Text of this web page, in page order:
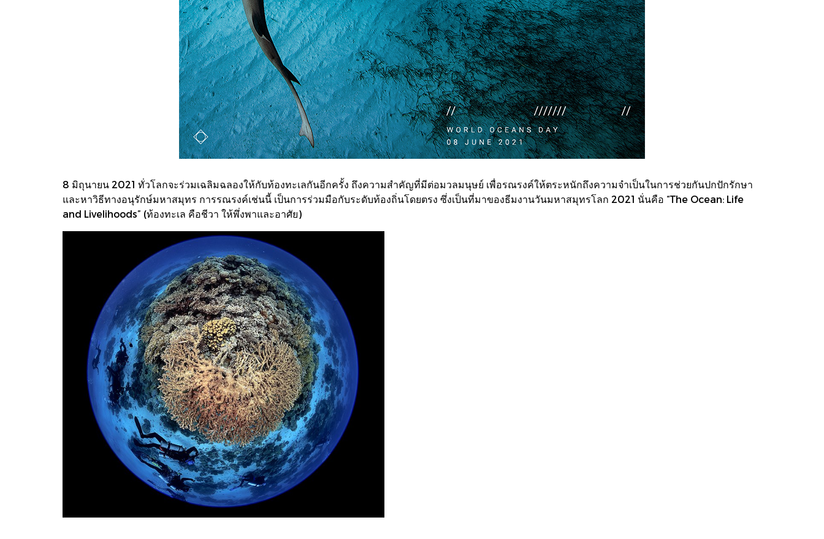
8 มิถุนายน 2021 ทั่วโลกจะร่วมเฉลิมฉลองให้กับท้องทะเลกันอีกครั้ง ถึงความสำคัญที่มีต่อมวลมนุษย์ เพื่อรณรงค์ให้ตระหนักถึงความจำเป็นในการช่วยกันปกปักรักษา
และหาวิธีทางอนุรักษ์มหาสมุทร การรณรงค์เช่นนี้ เป็นการร่วมมือกับระดับท้องถิ่นโดยตรง ซึ่งเป็นที่มาของธีมงานวันมหาสมุทรโลก 2021 นั่นคือ “The Ocean: Life
and Livelihoods” (ท้องทะเล คือชีวา ให้พึ่งพาและอาศัย)